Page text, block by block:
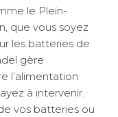
le Plein-
que vous soyez
les batteries de
gère
l’alimentation
à intervenir.
vos batteries ou